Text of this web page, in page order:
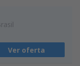
Ver oferta